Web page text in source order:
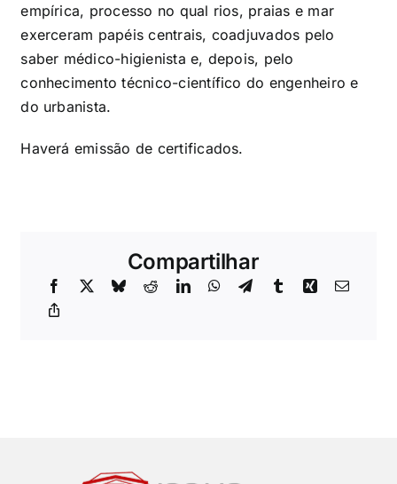
empírica, processo no qual rios, praias e mar
exerceram papéis centrais, coadjuvados pelo
saber médico-higienista e, depois, pelo
conhecimento técnico-científico do engenheiro e
do urbanista.
Haverá emissão de certificados.
Compartilhar